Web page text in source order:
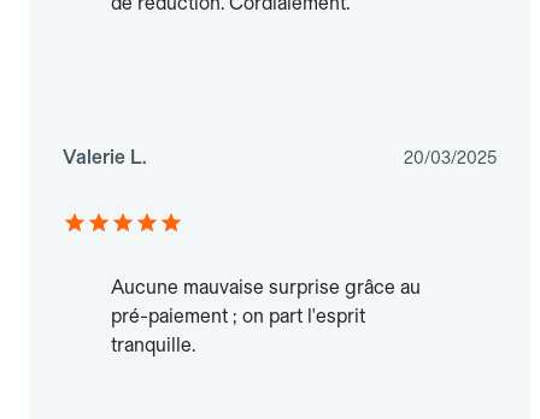
Valerie L. 20/03/2025
Aucune mauvaise surprise grâce au
pré-paiement ; on part l'esprit
tranquille.